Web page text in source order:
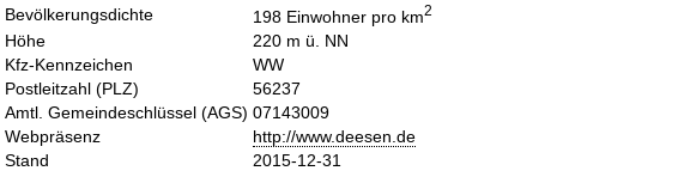
Bevölkerungsdichte 198 Einwohner pro km2
Höhe
220 m ü. NN
Kfz-Kennzeichen
WW
Postleitzahl (PLZ)
56237
Amtl. Gemeindeschlüssel (AGS) 07143009
Webpräsenz
http://www.deesen.de
Stand
2015-12-31